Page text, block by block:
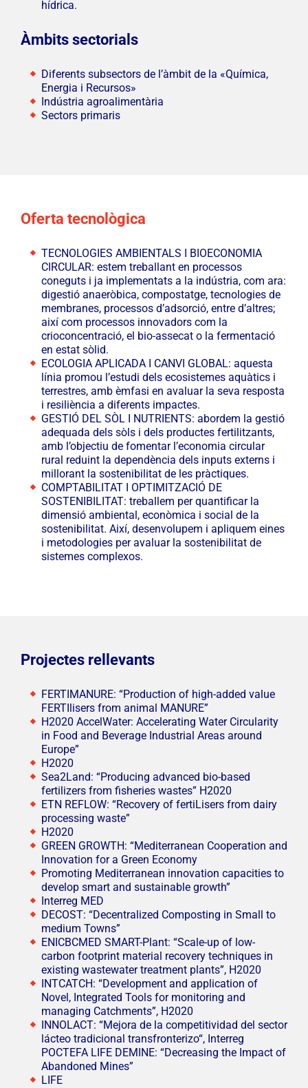
hídrica.
Àmbits sectorials
Diferents subsectors de l’àmbit de la «Química,
Energia i Recursos»
Indústria agroalimentària
Sectors primaris
Oferta tecnològica
TECNOLOGIES AMBIENTALS I BIOECONOMIA
CIRCULAR: estem treballant en processos
coneguts i ja implementats a la indústria, com ara:
digestió anaeròbica, compostatge, tecnologies de
membranes, processos d’adsorció, entre d’altres;
així com processos innovadors com la
crioconcentració, el bio-assecat o la fermentació
en estat sòlid.
ECOLOGIA APLICADA I CANVI GLOBAL: aquesta
línia promou l’estudi dels ecosistemes aquàtics i
terrestres, amb èmfasi en avaluar la seva resposta
i resiliència a diferents impactes.
GESTIÓ DEL SÒL I NUTRIENTS: abordem la gestió
adequada dels sòls i dels productes fertilitzants,
amb l’objectiu de fomentar l’economia circular
rural reduint la dependència dels inputs externs i
millorant la sostenibilitat de les pràctiques.
COMPTABILITAT I OPTIMITZACIÓ DE
SOSTENIBILITAT: treballem per quantificar la
dimensió ambiental, econòmica i social de la
sostenibilitat. Així, desenvolupem i apliquem eines
i metodologies per avaluar la sostenibilitat de
sistemes complexos.
Projectes rellevants
FERTIMANURE: “Production of high-added value
FERTIlisers from animal MANURE”
H2020 AccelWater: Accelerating Water Circularity
in Food and Beverage Industrial Areas around
Europe”
H2020
Sea2Land: “Producing advanced bio-based
fertilizers from fisheries wastes” H2020
ETN REFLOW: “Recovery of fertiLisers from dairy
processing waste”
H2020
GREEN GROWTH: “Mediterranean Cooperation and
Innovation for a Green Economy
Promoting Mediterranean innovation capacities to
develop smart and sustainable growth”
Interreg MED
DECOST: “Decentralized Composting in Small to
medium Towns”
ENICBCMED SMART-Plant: “Scale-up of low-
carbon footprint material recovery techniques in
existing wastewater treatment plants”, H2020
INTCATCH: “Development and application of
Novel, Integrated Tools for monitoring and
managing Catchments”, H2020
INNOLACT: “Mejora de la competitividad del sector
lácteo tradicional transfronterizo“, Interreg
POCTEFA LIFE DEMINE: “Decreasing the Impact of
Abandoned Mines”
LIFE